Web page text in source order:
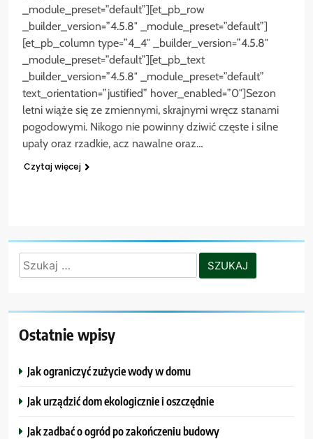
_module_preset=”default”][et_pb_row
_builder_version=”4.5.8″ _module_preset=”default”]
[et_pb_column type=”4_4″ _builder_version=”4.5.8″
_module_preset=”default”][et_pb_text
_builder_version=”4.5.8″ _module_preset=”default”
text_orientation=”justified” hover_enabled=”0″]Sezon
letni wiąże się ze zmiennymi, skrajnymi wręcz stanami
pogodowymi. Nikogo nie powinny dziwić częste i silne
upały oraz rzadkie, acz nawalne oraz…
Czytaj więcej
Szukaj:
Ostatnie wpisy
Jak ograniczyć zużycie wody w domu
Jak urządzić dom ekologicznie i oszczędnie
Jak zadbać o ogród po zakończeniu budowy